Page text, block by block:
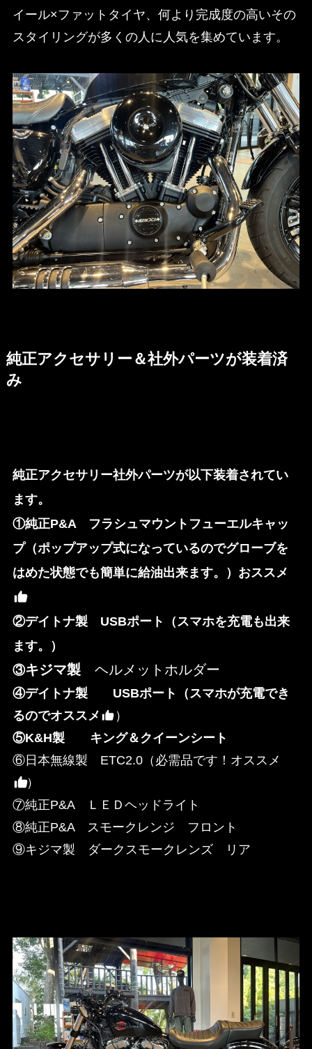
イール×ファットタイヤ、何より完成度の高いその
スタイリングが多くの人に人気を集めています。
純正アクセサリー＆社外パーツが装着済
み
純正アクセサリー社外パーツが以下装着されてい
ます。
①純正P&A フラシュマウントフューエルキャッ
プ（ポップアップ式になっているのでグローブを
はめた状態でも簡単に給油出来ます。）おススメ
②デイトナ製 USBポート（スマホを充電も出来
ます。）
③キジマ製 ヘルメットホルダー
④デイトナ製 USBポート（スマホが充電でき
るのでオススメ
）
⑤K&H製 キング＆クイーンシート
⑥日本無線製 ETC2.0（必需品です！オススメ
）
⑦純正P&A ＬＥＤヘッドライト
⑧純正P&A スモークレンジ フロント
⑨キジマ製 ダークスモークレンズ リア